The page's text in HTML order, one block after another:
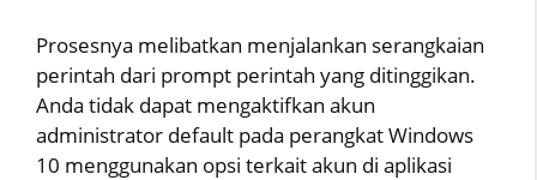
Prosesnya melibatkan menjalankan serangkaian
perintah dari prompt perintah yang ditinggikan.
Anda tidak dapat mengaktifkan akun
administrator default pada perangkat Windows
10 menggunakan opsi terkait akun di aplikasi